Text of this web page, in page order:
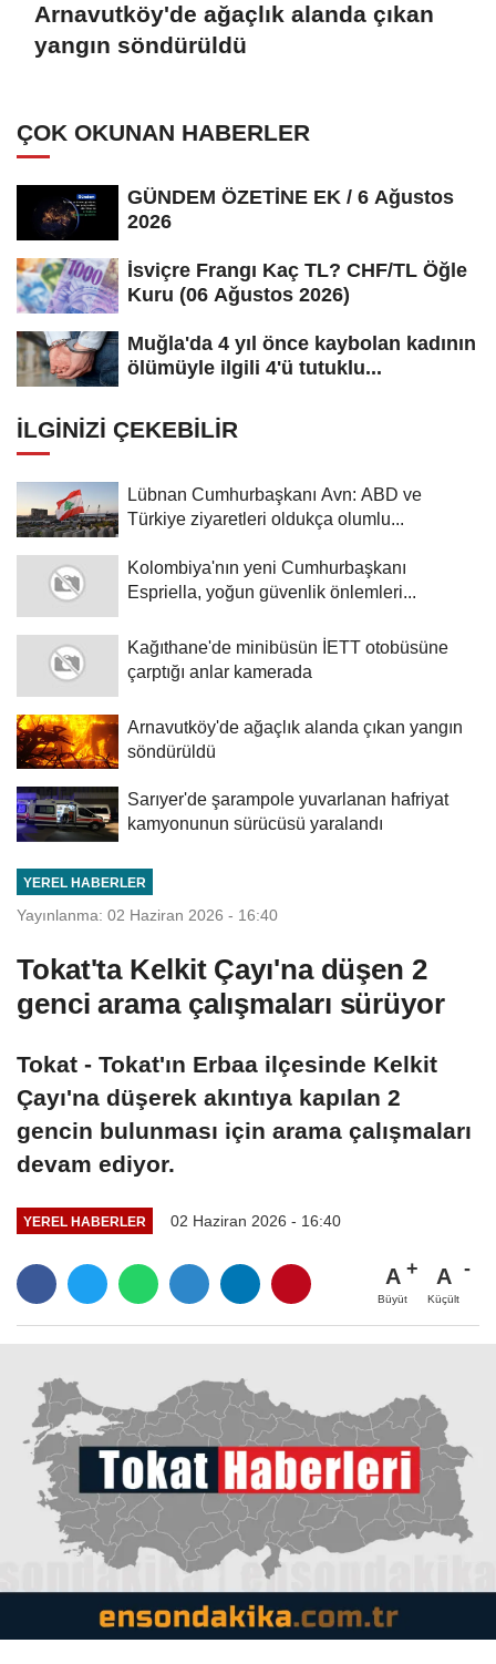
Arnavutköy'de ağaçlık alanda çıkan
yangın söndürüldü
ÇOK OKUNAN HABERLER
GÜNDEM ÖZETİNE EK / 6 Ağustos
2026
İsviçre Frangı Kaç TL? CHF/TL Öğle
Kuru (06 Ağustos 2026)
Muğla'da 4 yıl önce kaybolan kadının
ölümüyle ilgili 4'ü tutuklu...
İLGINIZI ÇEKEBILIR
Lübnan Cumhurbaşkanı Avn: ABD ve
Türkiye ziyaretleri oldukça olumlu...
Kolombiya'nın yeni Cumhurbaşkanı
Espriella, yoğun güvenlik önlemleri...
Kağıthane'de minibüsün İETT otobüsüne
çarptığı anlar kamerada
Arnavutköy'de ağaçlık alanda çıkan yangın
söndürüldü
Sarıyer'de şarampole yuvarlanan hafriyat
kamyonunun sürücüsü yaralandı
YEREL HABERLER
Yayınlanma: 02 Haziran 2026 - 16:40
Tokat'ta Kelkit Çayı'na düşen 2
genci arama çalışmaları sürüyor
Tokat - Tokat'ın Erbaa ilçesinde Kelkit
Çayı'na düşerek akıntıya kapılan 2
gencin bulunması için arama çalışmaları
devam ediyor.
YEREL HABERLER 02 Haziran 2026 - 16:40
A
Büyüt
A
Küçült